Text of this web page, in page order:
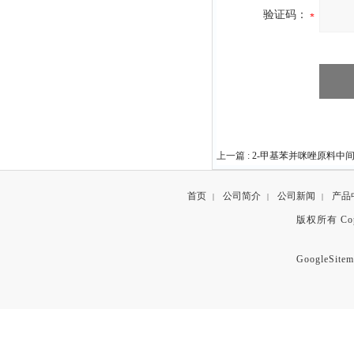
验证码：
上一篇 : 2-甲基苯并咪唑原料中
首页 | 公司简介 | 公司新闻 | 产品
版权所有